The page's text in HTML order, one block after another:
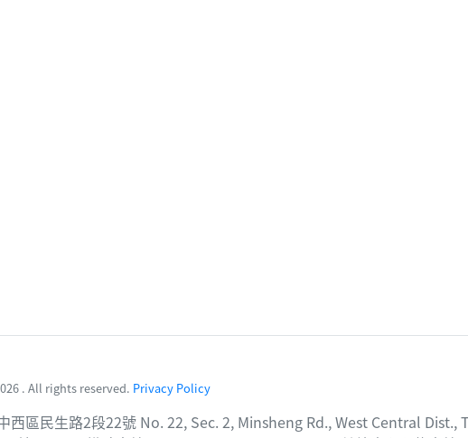
. All rights reserved. Privacy Policy
西區民生路2段22號 No. 22, Sec. 2, Minsheng Rd., West Central Dist.,